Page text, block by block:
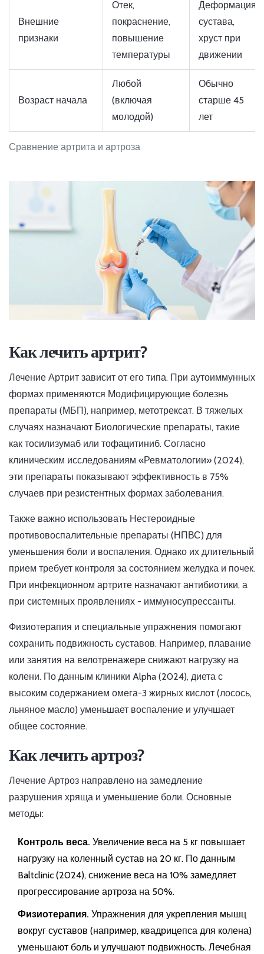
Сравнение артрита и артроза
Внешние
признаки
Отек,
покраснение,
повышение
температуры
Деформация
сустава,
хруст при
движении
Возраст начала
Любой
(включая
молодой)
Обычно
старше 45
лет
Как лечить артрит?
Лечение Артрит зависит от его типа. При аутоиммунных
формах применяются Модифицирующие болезнь
препараты (МБП), например, метотрексат. В тяжелых
случаях назначают Биологические препараты, такие
как тосилизумаб или тофацитиниб. Согласно
клиническим исследованиям «Ревматологии» (2024),
эти препараты показывают эффективность в 75%
случаев при резистентных формах заболевания.
Также важно использовать Нестероидные
противовоспалительные препараты (НПВС) для
уменьшения боли и воспаления. Однако их длительный
прием требует контроля за состоянием желудка и почек.
При инфекционном артрите назначают антибиотики, а
при системных проявлениях - иммуносупрессанты.
Физиотерапия и специальные упражнения помогают
сохранить подвижность суставов. Например, плавание
или занятия на велотренажере снижают нагрузку на
колени. По данным клиники Alpha (2024), диета с
высоким содержанием омега-3 жирных кислот (лосось,
льняное масло) уменьшает воспаление и улучшает
общее состояние.
Как лечить артроз?
Лечение Артроз направлено на замедление
разрушения хряща и уменьшение боли. Основные
методы:
Контроль веса. Увеличение веса на 5 кг повышает
нагрузку на коленный сустав на 20 кг. По данным
Baltclinic (2024), снижение веса на 10% замедляет
прогрессирование артроза на 50%.
Физиотерапия. Упражнения для укрепления мышц
вокруг суставов (например, квадрицепса для колена)
уменьшают боль и улучшают подвижность. Лечебная